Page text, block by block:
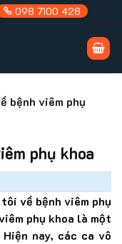
098 7100 428
bệnh viêm phụ
phụ khoa
về bệnh viêm phụ
phụ khoa là một
nay, các ca vô